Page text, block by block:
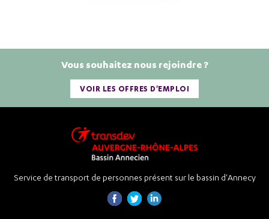
Vous souhaitez nous rejoindre ?
VOIR LES OFFRES D'EMPLOI
Service de transport de personnes présent sur le bassin d'Annecy